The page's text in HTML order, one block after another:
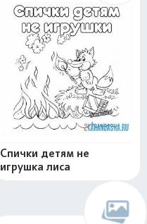
Спички детям не
игрушка лиса